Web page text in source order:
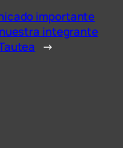
importante
integrante
→